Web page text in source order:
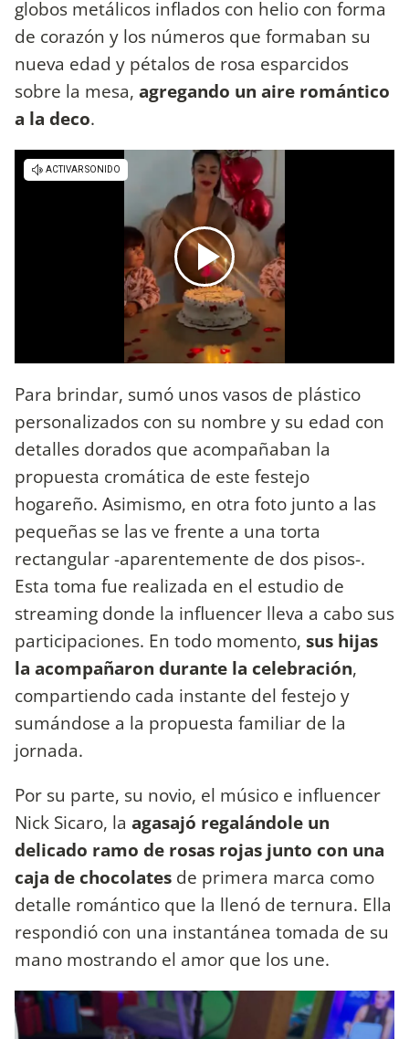
globos metálicos inflados con helio con forma
de corazón y los números que formaban su
nueva edad y pétalos de rosa esparcidos
sobre la mesa, agregando un aire romántico
a la deco.
Para brindar, sumó unos vasos de plástico
personalizados con su nombre y su edad con
detalles dorados que acompañaban la
propuesta cromática de este festejo
hogareño. Asimismo, en otra foto junto a las
pequeñas se las ve frente a una torta
rectangular -aparentemente de dos pisos-.
Esta toma fue realizada en el estudio de
streaming donde la influencer lleva a cabo sus
participaciones. En todo momento, sus hijas
la acompañaron durante la celebración,
compartiendo cada instante del festejo y
sumándose a la propuesta familiar de la
jornada.
Por su parte, su novio, el músico e influencer
Nick Sicaro, la agasajó regalándole un
delicado ramo de rosas rojas junto con una
caja de chocolates de primera marca como
detalle romántico que la llenó de ternura. Ella
respondió con una instantánea tomada de su
mano mostrando el amor que los une.